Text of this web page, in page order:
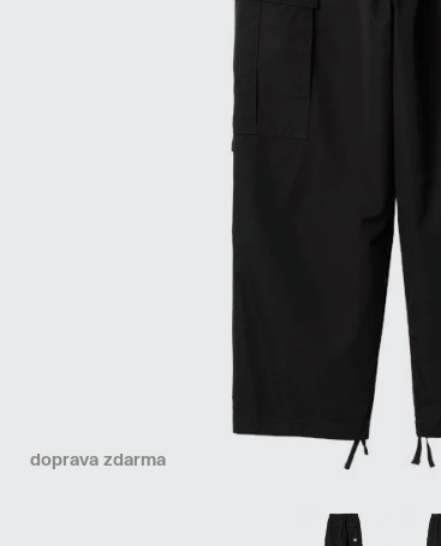
doprava zdarma